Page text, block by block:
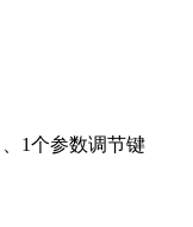
1个参数调节键